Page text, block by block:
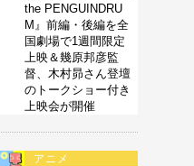
the PENGUINDRU
M』前編・後編を全
国劇場で1週間限定
上映＆幾原邦彦監
督、木村昴さん登壇
のトークショー付き
上映会が開催
アニメ